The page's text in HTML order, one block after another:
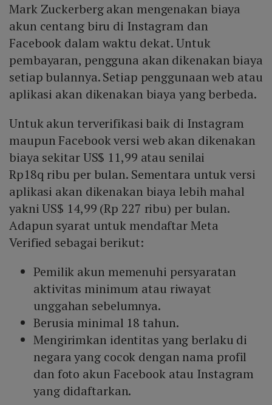
Mark Zuckerberg akan mengenakan biaya
akun centang biru di Instagram dan
Facebook dalam waktu dekat. Untuk
pembayaran, pengguna akan dikenakan biaya
setiap bulannya. Setiap penggunaan web atau
aplikasi akan dikenakan biaya yang berbeda.
Untuk akun terverifikasi baik di Instagram
maupun Facebook versi web akan dikenakan
biaya sekitar US$ 11,99 atau senilai
Rp18q ribu per bulan. Sementara untuk versi
aplikasi akan dikenakan biaya lebih mahal
yakni US$ 14,99 (Rp 227 ribu) per bulan.
Adapun syarat untuk mendaftar Meta
Verified sebagai berikut:
Pemilik akun memenuhi persyaratan
aktivitas minimum atau riwayat
unggahan sebelumnya.
Berusia minimal 18 tahun.
Mengirimkan identitas yang berlaku di
negara yang cocok dengan nama profil
dan foto akun Facebook atau Instagram
yang didaftarkan.